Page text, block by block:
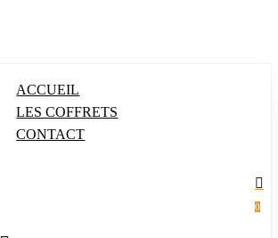
0
ACCUEIL
LES COFFRETS
CONTACT